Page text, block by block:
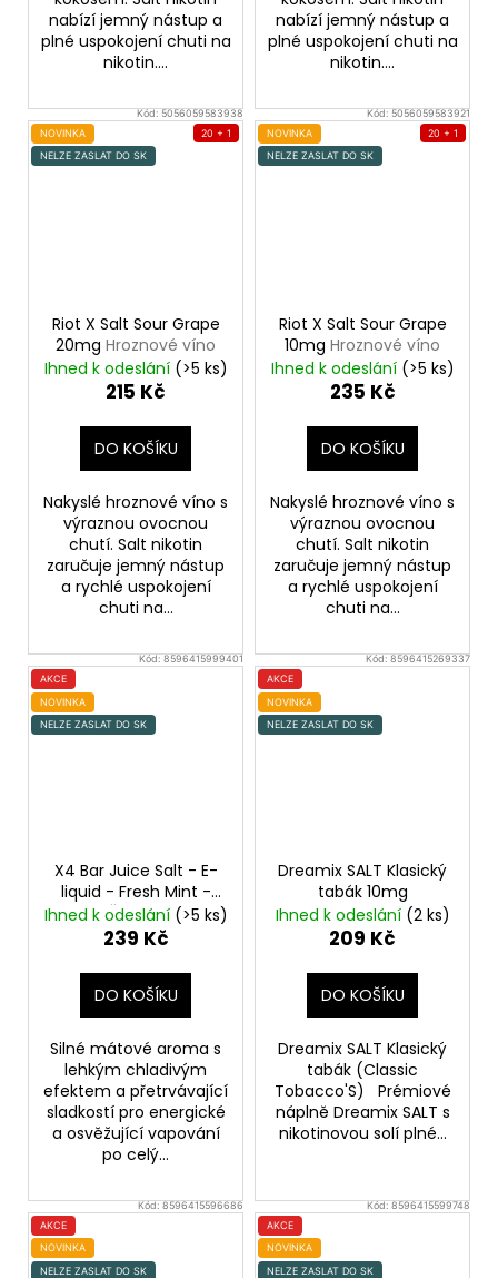
nabízí jemný nástup a
plné uspokojení chuti na
nikotin....
nabízí jemný nástup a
plné uspokojení chuti na
nikotin....
Kód:5056059583938
NOVINKA
NELZE ZASLAT DO SK
20 + 1
Riot X Salt Sour Grape
20mg Hroznové víno
Ihned k odeslání (>5 ks)
215 Kč
DO KOŠÍKU
Nakyslé hroznové víno s
výraznou ovocnou
chutí. Salt nikotin
zaručuje jemný nástup
a rychlé uspokojení
chuti na...
Kód:5056059583921
NOVINKA
NELZE ZASLAT DO SK
20 + 1
Riot X Salt Sour Grape
10mg Hroznové víno
Ihned k odeslání (>5 ks)
235 Kč
DO KOŠÍKU
Nakyslé hroznové víno s
výraznou ovocnou
chutí. Salt nikotin
zaručuje jemný nástup
a rychlé uspokojení
chuti na...
Kód:8596415999401
AKCE
NOVINKA
NELZE ZASLAT DO SK
X4 Bar Juice Salt - E-
liquid - Fresh Mint -
20mgČerstvá máta
Ihned k odeslání (>5 ks)
239 Kč
DO KOŠÍKU
Silné mátové aroma s
lehkým chladivým
efektem a přetrvávající
sladkostí pro energické
a osvěžující vapování
po celý...
Kód:8596415269337
AKCE
NOVINKA
NELZE ZASLAT DO SK
Dreamix SALT Klasický
tabák 10mg
Ihned k odeslání (2 ks)
209 Kč
DO KOŠÍKU
Dreamix SALT Klasický
tabák (Classic
Tobacco'S) Prémiové
náplně Dreamix SALT s
nikotinovou solí plné...
Kód:8596415596686
AKCE
NOVINKA
NELZE ZASLAT DO SK
Kód:8596415599748
AKCE
NOVINKA
NELZE ZASLAT DO SK